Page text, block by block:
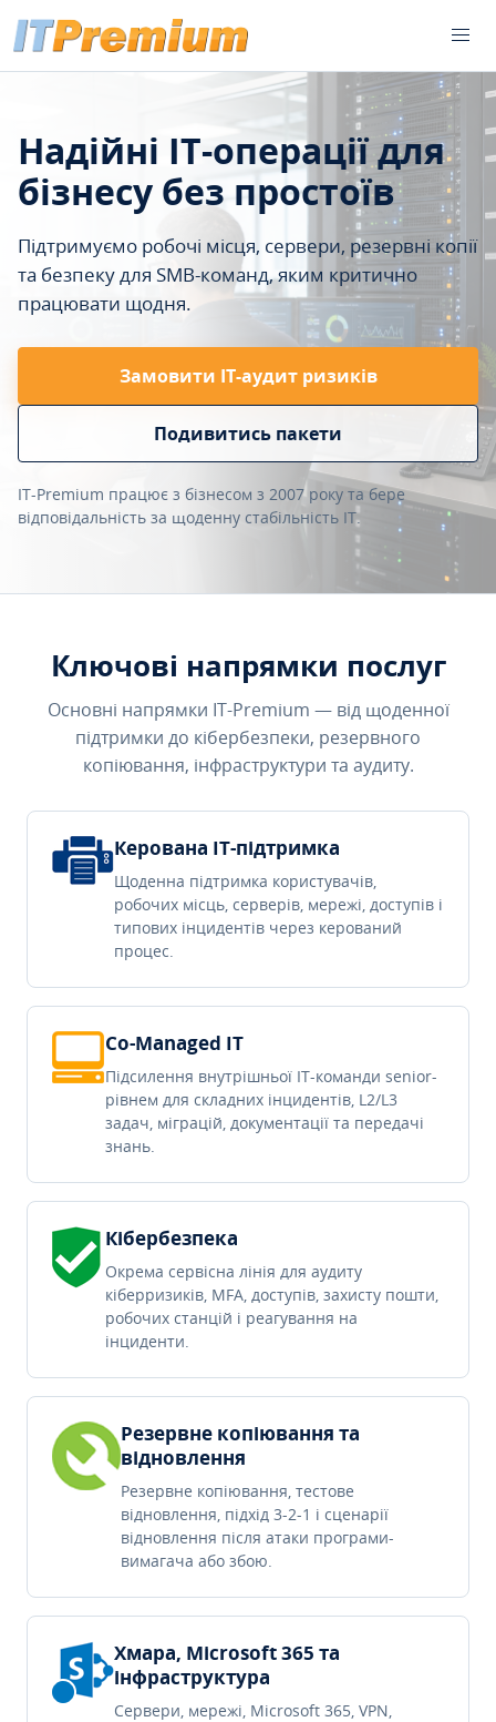
Надійні IT-операції для
бізнесу без простоїв
Підтримуємо робочі місця, сервери, резервні копії
та безпеку для SMB-команд, яким критично
працювати щодня.
Замовити ІТ-аудит ризиків
Подивитись пакети
IT-Premium працює з бізнесом з 2007 року та бере
відповідальність за щоденну стабільність IT.
Ключові напрямки послуг
Основні напрямки IT-Premium — від щоденної
підтримки до кібербезпеки, резервного
копіювання, інфраструктури та аудиту.
Керована IT-підтримка
Щоденна підтримка користувачів,
робочих місць, серверів, мережі, доступів і
типових інцидентів через керований
процес.
Co-Managed IT
Підсилення внутрішньої IT-команди senior-
рівнем для складних інцидентів, L2/L3
задач, міграцій, документації та передачі
знань.
Кібербезпека
Окрема сервісна лінія для аудиту
кіберризиків, MFA, доступів, захисту пошти,
робочих станцій і реагування на
інциденти.
Резервне копіювання та
відновлення
Резервне копіювання, тестове
відновлення, підхід 3-2-1 і сценарії
відновлення після атаки програми-
вимагача або збою.
Хмара, Microsoft 365 та
інфраструктура
Сервери, мережі, Microsoft 365, VPN,